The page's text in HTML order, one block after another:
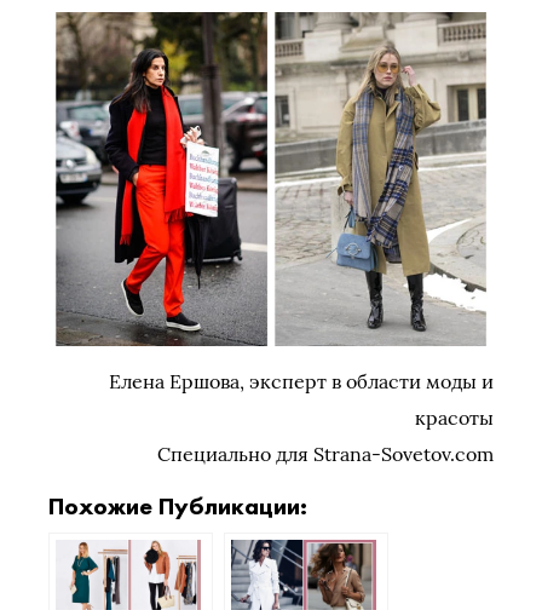
Елена Ершова, эксперт в области моды и
красоты
Специально для Strana-Sovetov.com
Похожие Публикации: